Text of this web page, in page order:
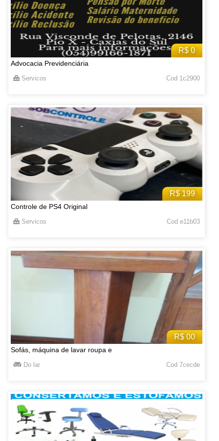
R$ 0
Advocacia Previdenciária
Servicos Cod 1c2900
R$ 199
Controle de PS4 Original
Servicos Cod e11b03
R$ 00
Sofás, máquina de lavar roupa e
Do lar Cod 7cecde